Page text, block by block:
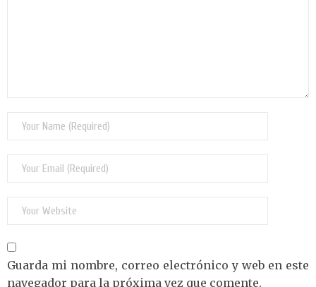
Guarda mi nombre, correo electrónico y web en este
navegador para la próxima vez que comente.